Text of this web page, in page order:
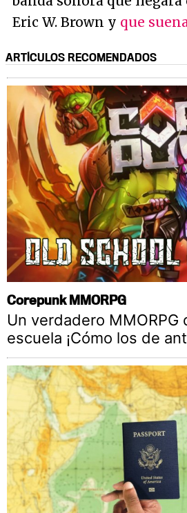
Eric W. Brown y que
ARTÍCULOS RECOMENDADOS
Corepunk MMORPG
Un verdadero MMORPG
escuela ¡Cómo los de